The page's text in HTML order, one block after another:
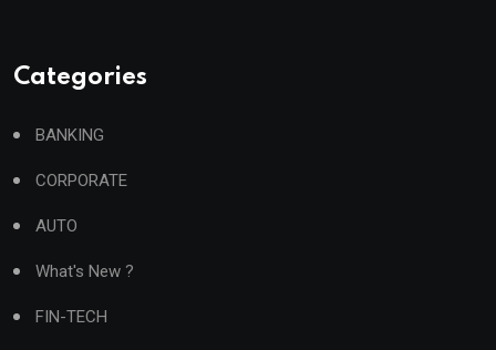
Categories
BANKING
CORPORATE
AUTO
What's New ?
FIN-TECH